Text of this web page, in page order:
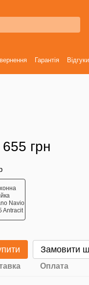
Гарантія Відгуки
655 грн
Замовити
Оплата